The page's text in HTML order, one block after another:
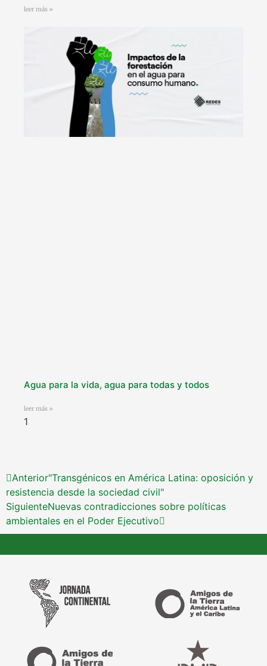
leer más »
Agua para la vida, agua para todas y todos
leer más »
Anterior"Transgénicos en América Latina: oposición y
resistencia desde la sociedad civil"
SiguienteNuevas contradicciones sobre políticas
ambientales en el Poder Ejecutivo